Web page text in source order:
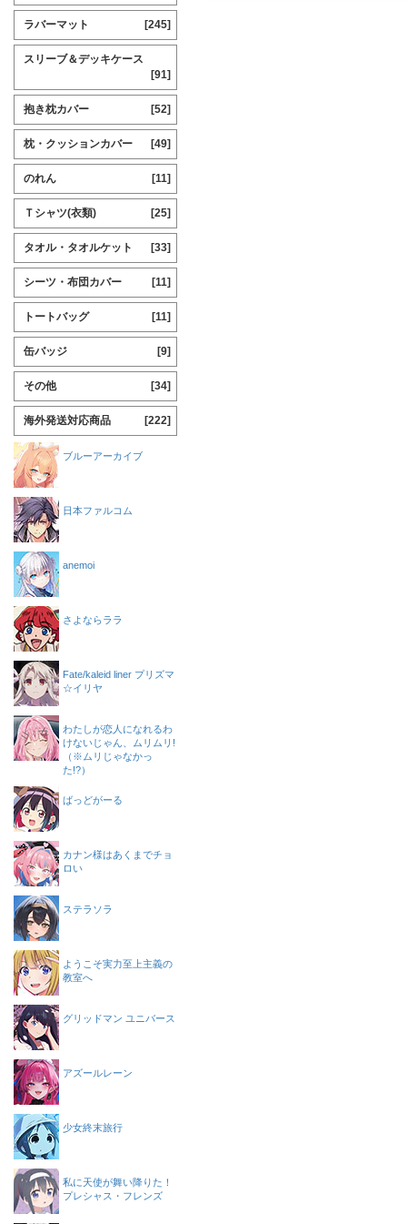
ラバーマット [245]
スリーブ＆デッキケース
[91]
抱き枕カバー [52]
枕・クッションカバー [49]
のれん [11]
Ｔシャツ(衣類) [25]
タオル・タオルケット [33]
シーツ・布団カバー [11]
トートバッグ [11]
缶バッジ [9]
その他 [34]
海外発送対応商品 [222]
ブルーアーカイブ
日本ファルコム
anemoi
さよならララ
Fate/kaleid liner プリズマ
☆イリヤ
わたしが恋人になれるわ
けないじゃん、ムリムリ!
（※ムリじゃなかっ
た!?）
ばっどがーる
カナン様はあくまでチョ
ロい
ステラソラ
ようこそ実力至上主義の
教室へ
グリッドマン ユニバース
アズールレーン
少女終末旅行
私に天使が舞い降りた！
プレシャス・フレンズ